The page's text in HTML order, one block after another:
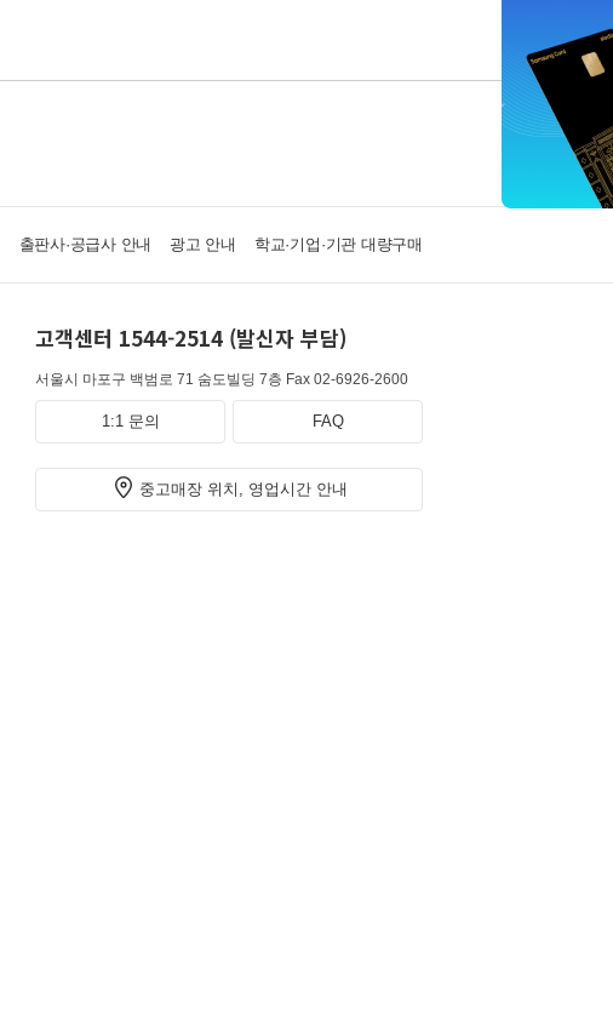
출판사·공급사 안내 광고 안내 학교·기업·기관 대량구매
고객센터 1544-2514 (발신자 부담)
서울시 마포구 백범로 71 숨도빌딩 7층 Fax 02-6926-2600
1:1 문의 FAQ
중고매장 위치, 영업시간 안내